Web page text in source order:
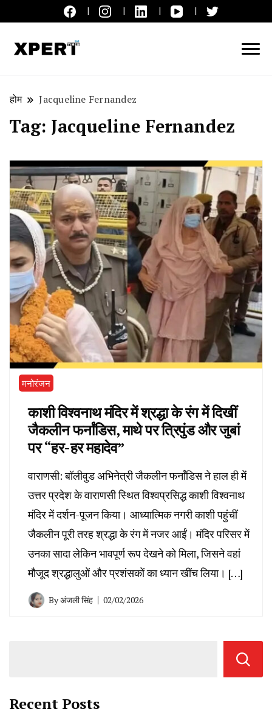
होम Jacqueline Fernandez
Tag: Jacqueline Fernandez
मनोरंजन
काशी विश्वनाथ मंदिर में श्रद्धा के रंग में दिखीं
जैकलीन फर्नांडिस, माथे पर त्रिपुंड और जुबां
पर “हर-हर महादेव”
वाराणसी: बॉलीवुड अभिनेत्री जैकलीन फर्नांडिस ने हाल ही में
उत्तर प्रदेश के वाराणसी स्थित विश्वप्रसिद्ध काशी विश्वनाथ
मंदिर में दर्शन-पूजन किया। आध्यात्मिक नगरी काशी पहुंचीं
जैकलीन पूरी तरह श्रद्धा के रंग में नजर आईं। मंदिर परिसर में
उनका सादा लेकिन भावपूर्ण रूप देखने को मिला, जिसने वहां
मौजूद श्रद्धालुओं और प्रशंसकों का ध्यान खींच लिया। […]
Byअंजली सिंह 02/02/2026
Recent Posts